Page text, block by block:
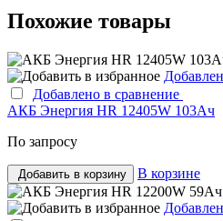
Похожие товары
Добавлено в сравнение
АКБ Энергия HR 12405W 103Ач
По запросу
Добавить в корзину В корзине